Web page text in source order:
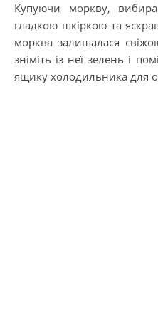
Купуючи моркву,
гладкою шкіркою та
морква залишалася
зніміть із неї зелень і
ящику холодильника для